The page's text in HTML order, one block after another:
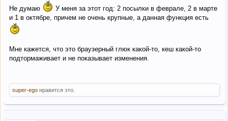
Не думаю
У меня за этот год: 2 посылки в феврале, 2 в марте
и 1 в октябре, причем не очень крупные, а данная функция есть
Мне кажется, что это браузерный глюк какой-то, кеш какой-то
подтормаживает и не показывает изменения.
super-ego нравится это.